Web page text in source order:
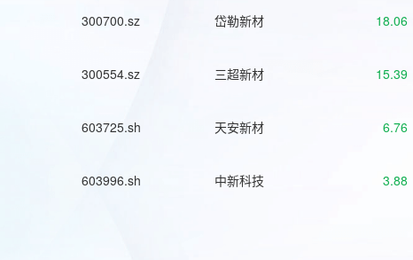
300700.sz 岱勒新材 18.06
300554.sz 三超新材 15.39
603725.sh 天安新材 6.76
603996.sh 中新科技 3.88